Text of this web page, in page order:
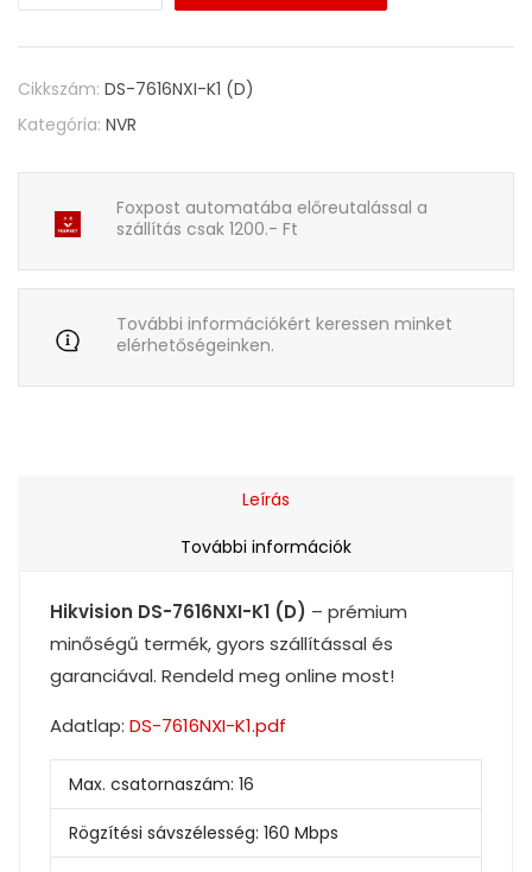
Cikkszám: DS-7616NXI-K1 (D)
Kategória: NVR
Foxpost automatába előreutalással a
szállítás csak 1200.- Ft
További információkért keressen minket
elérhetőségeinken.
Leírás
További információk
Hikvision DS-7616NXI-K1 (D) – prémium
minőségű termék, gyors szállítással és
garanciával. Rendeld meg online most!
Adatlap: DS-7616NXI-K1.pdf
Max. csatornaszám: 16
Rögzítési sávszélesség: 160 Mbps